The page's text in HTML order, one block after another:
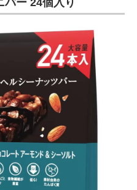
バー 24個入り